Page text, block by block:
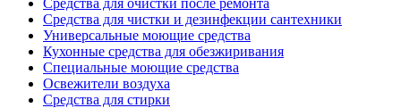
Средства для очистки после ремонта
Средства для чистки и дезинфекции сантехники
Универсальные моющие средства
Кухонные средства для обезжиривания
Специальные моющие средства
Освежители воздуха
Средства для стирки